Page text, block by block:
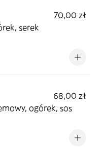
70,00 zł
serek
68,00 zł
ogórek, sos